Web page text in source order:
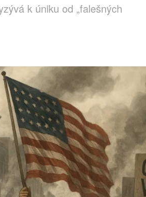
k úniku od „falešných